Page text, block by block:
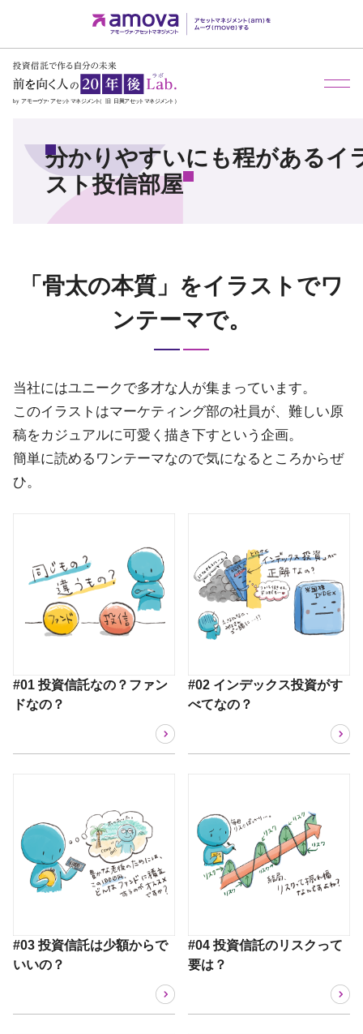
分かりやすいにも程があるイ
スト投信部屋
「骨太の本質」をイラストでワ
ンテーマで。
当社にはユニークで多才な人が集まっています。
このイラストはマーケティング部の社員が、難しい原
稿をカジュアルに可愛く描き下すという企画。
簡単に読めるワンテーマなので気になるところからぜ
ひ。
#01 投資信託なの？ファン
ドなの？
#02 インデックス投資がす
べてなの？
#03 投資信託は少額からで
いいの？
#04 投資信託のリスクって
要は？